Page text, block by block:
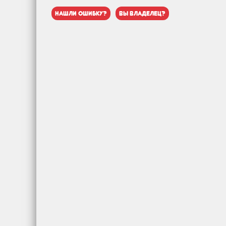
нашли ошибку? вы владелец?